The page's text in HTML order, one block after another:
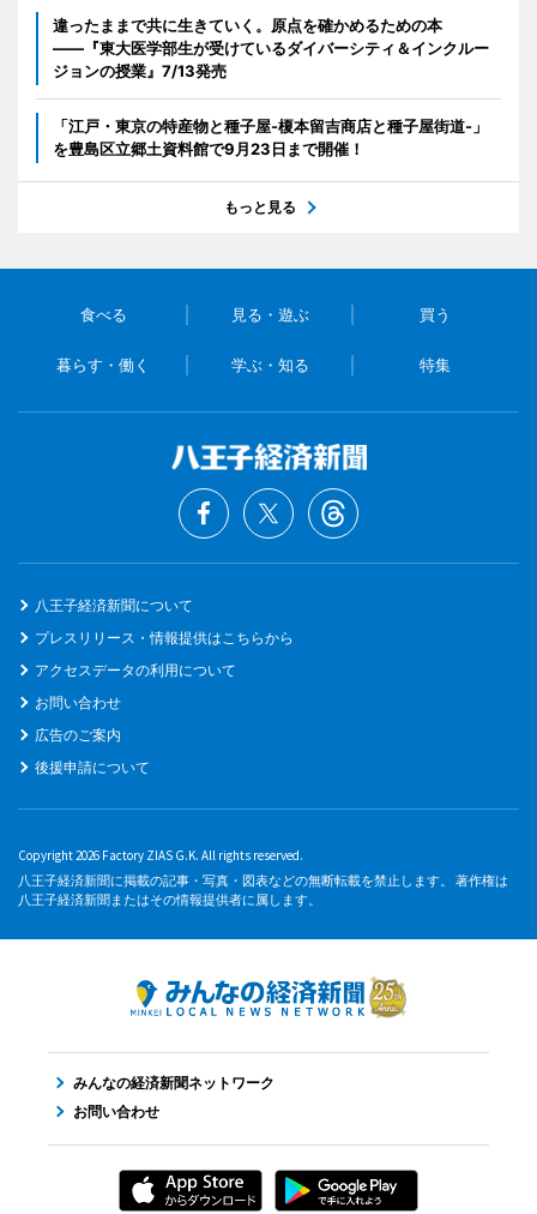
違ったままで共に生きていく。原点を確かめるための本
――『東大医学部生が受けているダイバーシティ＆インクルー
ジョンの授業』7/13発売
「江戸・東京の特産物と種子屋-榎本留吉商店と種子屋街道-」
を豊島区立郷土資料館で9月23日まで開催！
もっと見る
食べる 見る・遊ぶ 買う
暮らす・働く 学ぶ・知る 特集
八王子経済新聞について
プレスリリース・情報提供はこちらから
アクセスデータの利用について
お問い合わせ
広告のご案内
後援申請について
Copyright 2026 Factory ZIAS G.K. All rights reserved.
八王子経済新聞に掲載の記事・写真・図表などの無断転載を禁止します。 著作権は
八王子経済新聞またはその情報提供者に属します。
みんなの経済新聞ネットワーク
お問い合わせ